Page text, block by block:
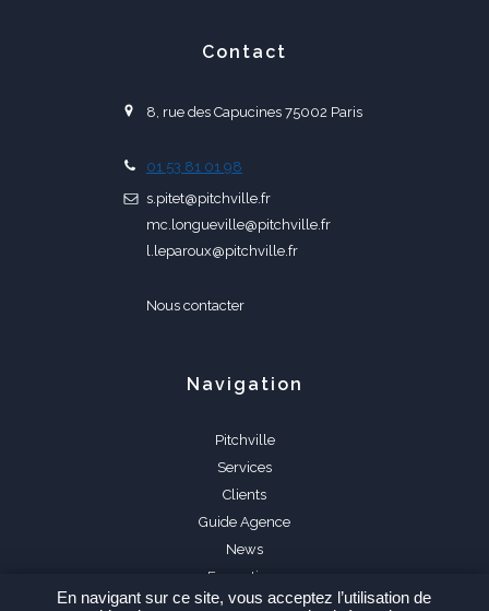
Contact
8, rue des Capucines 75002 Paris
01 53 81 01 98
s.pitet@pitchville.fr
mc.longueville@pitchville.fr
l.leparoux@pitchville.fr
Nous contacter
Navigation
Pitchville
Services
Clients
Guide Agence
News
Formations
FAQ
En navigant sur ce site, vous acceptez l’utilisation de